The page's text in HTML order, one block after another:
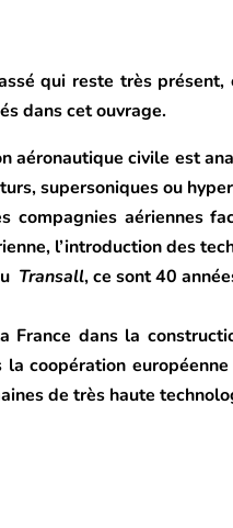
qui reste très
dans cet ouvrage.
aéronautique civile est
supersoniques ou
compagnies aériennes
l’introduction des
Transall, ce sont 40
France dans la
la coopération
de très haute